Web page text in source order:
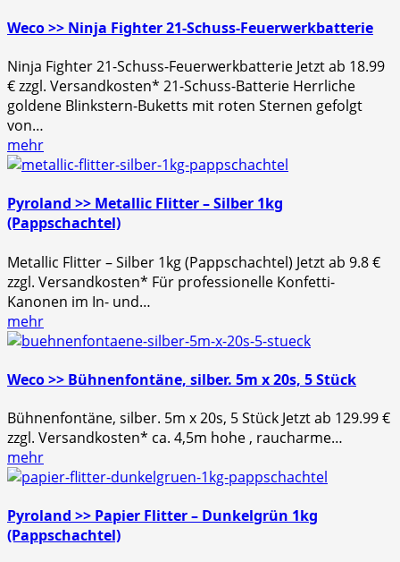
Weco >> Ninja Fighter 21-Schuss-Feuerwerkbatterie
Ninja Fighter 21-Schuss-Feuerwerkbatterie Jetzt ab 18.99
€ zzgl. Versandkosten* 21-Schuss-Batterie Herrliche
goldene Blinkstern-Buketts mit roten Sternen gefolgt
von…
mehr
Pyroland >> Metallic Flitter – Silber 1kg
(Pappschachtel)
Metallic Flitter – Silber 1kg (Pappschachtel) Jetzt ab 9.8 €
zzgl. Versandkosten* Für professionelle Konfetti-
Kanonen im In- und…
mehr
Weco >> Bühnenfontäne, silber. 5m x 20s, 5 Stück
Bühnenfontäne, silber. 5m x 20s, 5 Stück Jetzt ab 129.99 €
zzgl. Versandkosten* ca. 4,5m hohe , raucharme…
mehr
Pyroland >> Papier Flitter – Dunkelgrün 1kg
(Pappschachtel)